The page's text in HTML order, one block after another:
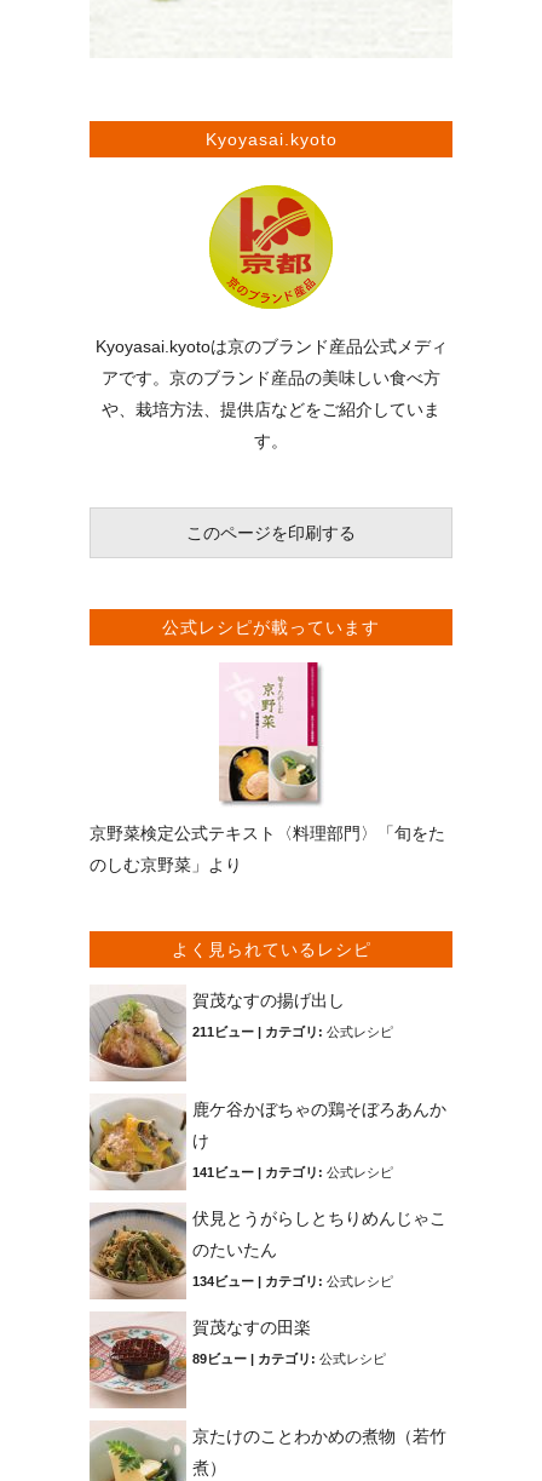
Kyoyasai.kyoto
Kyoyasai.kyotoは京のブランド産品公式メディ
アです。京のブランド産品の美味しい食べ方
や、栽培方法、提供店などをご紹介していま
す。
このページを印刷する
公式レシピが載っています
京野菜検定公式テキスト〈料理部門〉「旬をた
のしむ京野菜」より
よく見られているレシピ
賀茂なすの揚げ出し
211ビュー カテゴリ: 公式レシピ
鹿ケ谷かぼちゃの鶏そぼろあんか
け
141ビュー カテゴリ: 公式レシピ
伏見とうがらしとちりめんじゃこ
のたいたん
134ビュー カテゴリ: 公式レシピ
賀茂なすの田楽
89ビュー カテゴリ: 公式レシピ
京たけのことわかめの煮物（若竹
煮）